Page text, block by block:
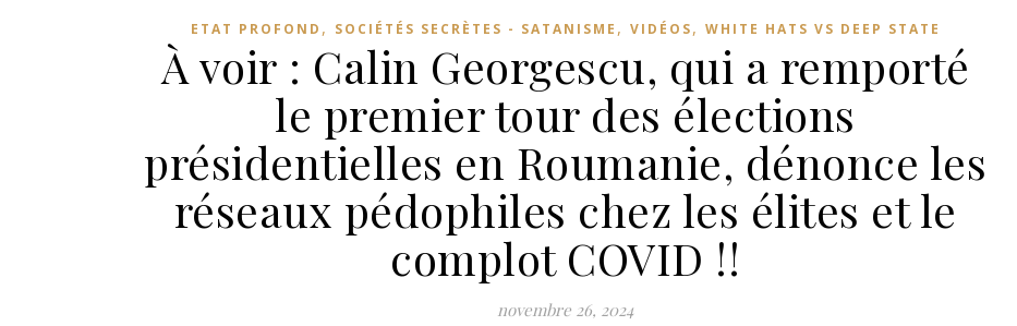
ETAT PROFOND , SOCIÉTÉS SECRÈTES - SATANISME , VIDÉOS, WHITE HATS VS DEEP STATE
À voir : Calin Georgescu, qui a remporté
le premier tour des élections
présidentielles en Roumanie, dénonce les
réseaux pédophiles chez les élites et le
complot COVID !!
novembre 26, 2024